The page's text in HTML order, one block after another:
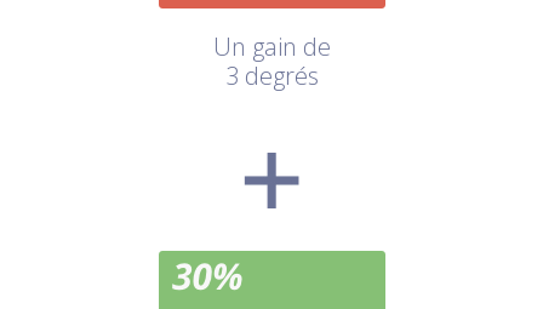
Un gain de
3 degrés